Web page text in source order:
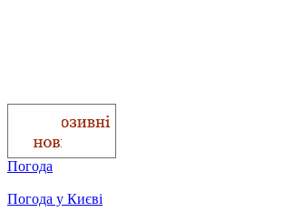
Погода
Погода у Києві